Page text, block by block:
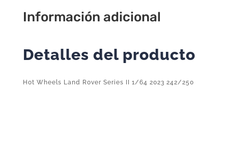
cantidad
Información adicional
Detalles del producto
Hot Wheels Land Rover Series II 1/64 2023 242/250